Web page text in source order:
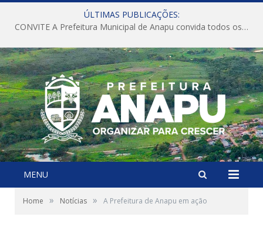
ÚLTIMAS PUBLICAÇÕES:
CONVITE A Prefeitura Municipal de Anapu convida todos os servidores públicos municipais para participarem da Audiência Pública de discussão da Lei de Diretrizes Orçamentárias (LDO), importante instrumento de planejamento das ações e investimentos da Administração Pública para o próximo exercício financeiro.
MENU
Home » Notícias » A Prefeitura de Anapu em ação